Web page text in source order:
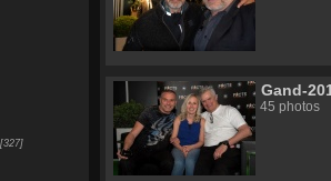
327
Gand-
45 photos